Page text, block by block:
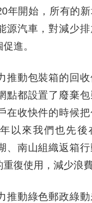
年開始，所有的
源汽車，對減少
進。
動包裝箱的回收
點都設置了廢棄
在收快件的時候
以來我們也先後
、南山組織返箱
復使用，減少浪費
動綠色郵政綠動